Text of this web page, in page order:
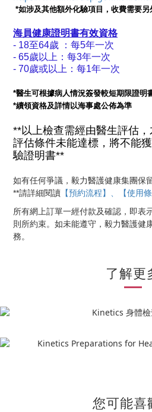
*如涉及其他額外化驗項目，收費需要另
海員健康證明書有效資格
- 18至64歲 ：每5年一次
- 65歲以上：每3年一次
- 70歲或以上：每1年一次
*醫生可根據病人情況簽發較短期限證明
*續領資格及詳情以海事處公佈為準
**以上檢查需經由醫生評估，
評估條件未能達標，將不能
驗證明書**
如有任何爭議，毅力醫護健康集團保
**請詳細閱讀 【預約流程】、【使用
所有網上訂單一經付款及確認，即表
則所約束。如未能遵守，毅力醫護健
務。
了解更
您可能喜